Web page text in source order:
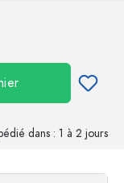
dans : 1 à 2 jours